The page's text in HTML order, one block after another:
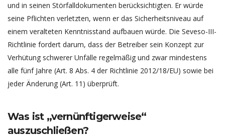
und in seinen Störfalldokumenten berücksichtigten. Er würde
seine Pflichten verletzten, wenn er das Sicherheitsniveau auf
einem veralteten Kenntnisstand aufbauen würde. Die Seveso-III-
Richtlinie fordert darum, dass der Betreiber sein Konzept zur
Verhütung schwerer Unfälle regelmäßig und zwar mindestens
alle fünf Jahre (Art. 8 Abs. 4 der Richtlinie 2012/18/EU) sowie bei
jeder Änderung (Art. 11) überprüft.
Was ist „vernünftigerweise“
auszuschließen?